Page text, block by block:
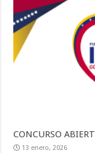
CONCURSO
13 enero, 2026